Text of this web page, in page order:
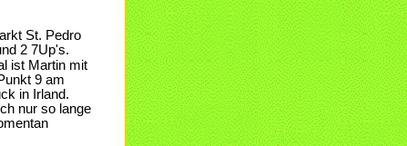
St. Pedro
2 7Up's.
ist Martin mit
9 am
in Irland.
nur so lange